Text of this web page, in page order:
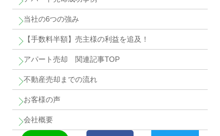
当社の6つの強み
【手数料半額】売主様の利益を追及！
アパート売却 関連記事TOP
不動産売却までの流れ
お客様の声
会社概要